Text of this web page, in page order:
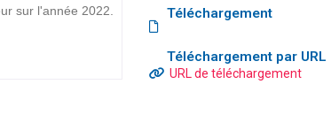
sur l'année 2022.
Téléchargement
Téléchargement par URL
URL de téléchargement